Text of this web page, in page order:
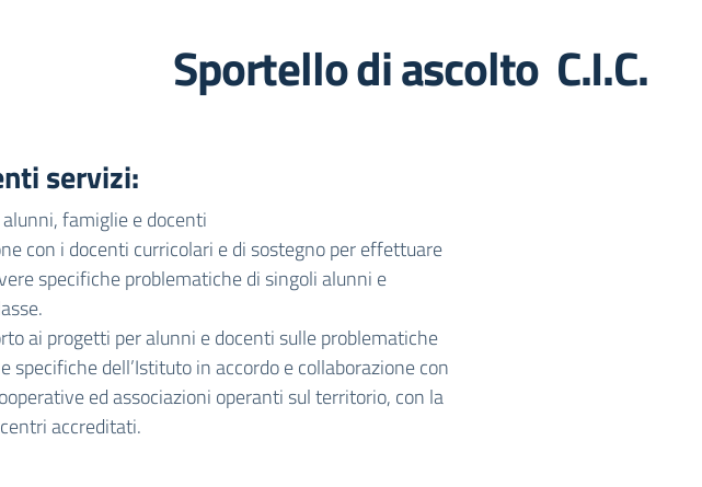
Sportello di ascolto C.I.C.
servizi:
famiglie e docenti
con i docenti curricolari e di sostegno per effettuare
specifiche problematiche di singoli alunni e
ai progetti per alunni e docenti sulle problematiche
specifiche dell’Istituto in accordo e collaborazione con
ed associazioni operanti sul territorio, con la
accreditati.